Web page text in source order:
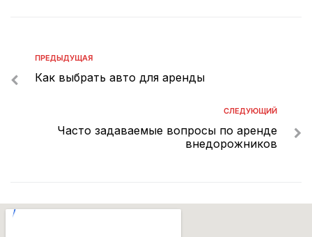
ПРЕДЫДУЩАЯ
Как выбрать авто для аренды
СЛЕДУЮЩИЙ
Часто задаваемые вопросы по аренде
внедорожников